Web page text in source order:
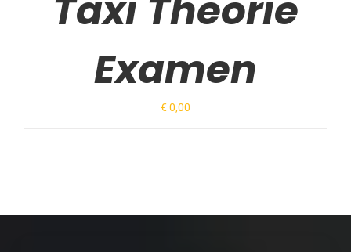
Taxi Theorie
Examen
€0,00